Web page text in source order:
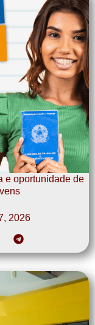
e oportunidade de
2026